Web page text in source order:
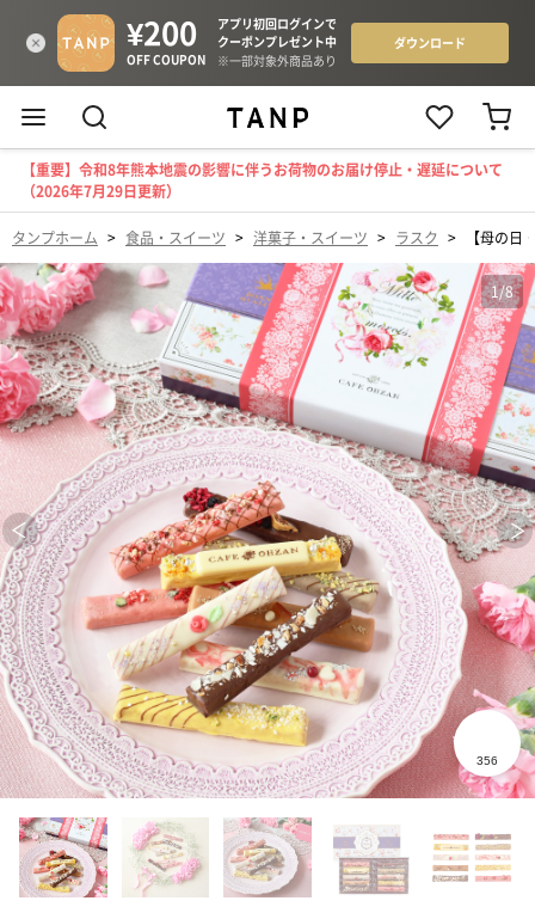
【重要】令和8年熊本地震の影響に伴うお荷物のお届け停止・遅延について
（2026年7月29日更新）
タンプホーム > 食品・スイーツ > 洋菓子・スイーツ > ラスク > 【母の
1/8